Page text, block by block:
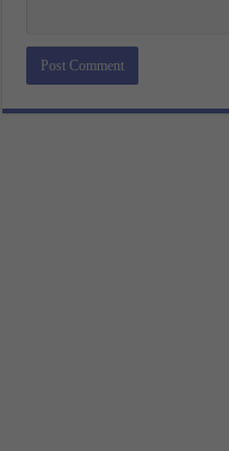
Alternative: